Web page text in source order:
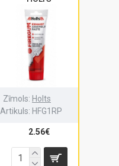
Zīmols: Holts
Artikuls: HFG1RP
2.56€